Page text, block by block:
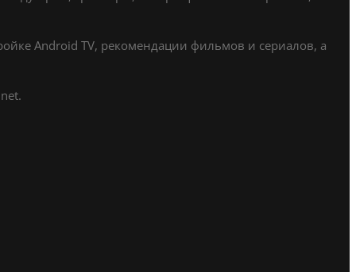
Android TV, рекомендации фильмов и сериалов, а